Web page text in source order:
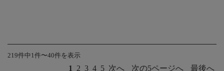
219件中1件〜40件を表示
1 2 3 4 5 次へ 次の5ページへ 最後へ